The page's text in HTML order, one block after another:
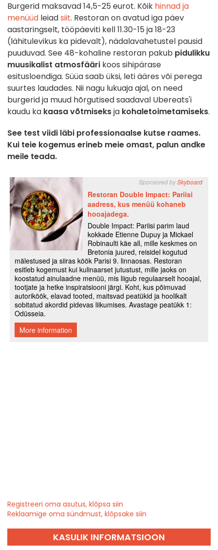
Burgerid maksavad 14,5-25 eurot. Kõik hinnad ja
menüüd leiadsiit. Restoran on avatud iga päev
aastaringselt, tööpäeviti kell 11.30-15 ja 18-23
(lähitulevikus ka pidevalt), nädalavahetustel pausid
puuduvad. See 48-kohaline restoran pakub pidulikku
muusikalist atmosfääri koos sihipärase
esitusloendiga. Süüa saab üksi, leti ääres või perega
suurtes laudades. Nii nagu lukuaja ajal, on need
burgerid ja muud hõrgutised saadaval Ubereats'i
kaudu ka kaasa võtmiseksja kohaletoimetamiseks.
See test viidi läbi professionaalse kutse raames.
Kui teie kogemus erineb meie omast, palun andke
meile teada.
Registreeri oma asutus, klõpsa siin
Reklaamige oma sündmust, klõpsake siin
KASULIK INFORMATSIOON